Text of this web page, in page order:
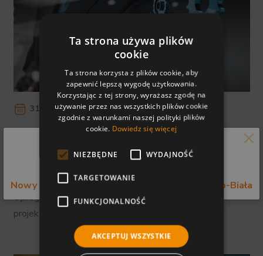
31 sierpnia 2023
Systemy CAD/CAM w projektowaniu pracy
Programy CAD/CAM odgrywają kluczową rolę w
projektowaniu pracy systemów technicznych.
Oprogramowanie tego typu zapewnia inżynierom i
projektantom nieocenione wsparcie w […]
Informujemy o zmianie adresu firmy.
Nowy adres: ul. Bystrzańska 49 43-309 Bielsko-Biała
Ta strona używa plików
cookie
Ta strona korzysta z plików cookie, aby
zapewnić lepszą wygodę użytkowania.
Korzystając z tej strony, wyrażasz zgodę na
używanie przez nas wszystkich plików cookie
zgodnie z warunkami naszej polityki plików
cookie. Dowiedz się więcej
NIEZBĘDNE WYDAJNOŚĆ
TARGETOWANIE
FUNKCJONALNOŚĆ
AKCEPTUJ WSZYSTKIE